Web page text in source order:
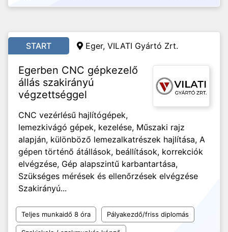
START Eger, VILATI Gyártó Zrt.
Egerben CNC gépkezelő
állás szakirányú
végzettséggel
CNC vezérlésű hajlítógépek,
lemezkivágó gépek, kezelése, Műszaki rajz
alapján, különböző lemezalkatrészek hajlítása, A
gépen történő átállások, beállítások, korrekciók
elvégzése, Gép alapszintű karbantartása,
Szükséges mérések és ellenőrzések elvégzése
Szakirányú...
Teljes munkaidő 8 óra Pályakezdő/friss diplomás